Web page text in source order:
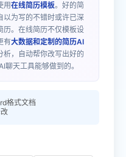
用在线简历模板。好的简
以为写的不错时或许已深
历。在线简历不仅模板设
有大数据和定制的简历AI
析，自动帮你改写出好的
天工具能够做到的。
格式文档